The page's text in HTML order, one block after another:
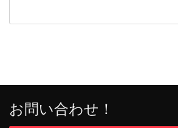
お問い合わせ！